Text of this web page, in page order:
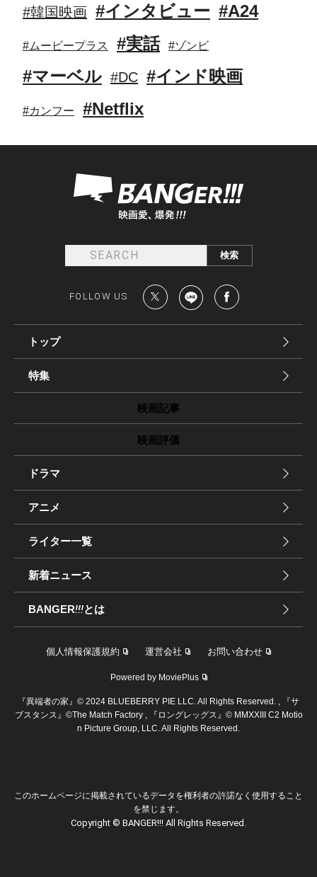
#韓国映画 #インタビュー #A24
#ムービープラス #実話 #ゾンビ
#マーベル #DC #インド映画
#カンフー #Netflix
FOLLOW US
トップ
特集
映画記事
映画評価
ドラマ
アニメ
ライター一覧
新着ニュース
BANGER!!!とは
個人情報保護規約 運営会社 お問い合わせ
Powered by MoviePlus
『異端者の家』© 2024 BLUEBERRY PIE LLC. All Rights Reserved. , 『サ
ブスタンス』©︎The Match Factory , 『ロングレッグス』© MMXXIII C2 Motio
n Picture Group, LLC. All Rights Reserved.
このホームページに掲載されているデータを権利者の許諾なく使用すること
を禁じます。
Copyright © BANGER!!! All Rights Reserved.